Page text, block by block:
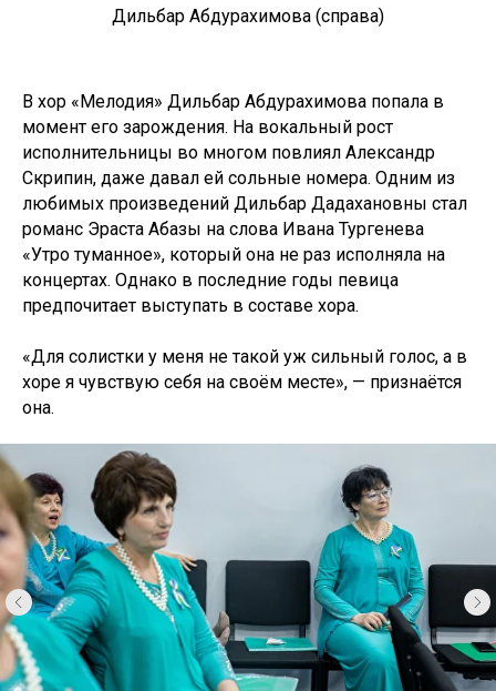
Дильбар Абдурахимова (справа)
В хор «Мелодия» Дильбар Абдурахимова попала в
момент его зарождения. На вокальный рост
исполнительницы во многом повлиял Александр
Скрипин, даже давал ей сольные номера. Одним из
любимых произведений Дильбар Дадахановны стал
романс Эраста Абазы на слова Ивана Тургенева
«Утро туманное», который она не раз исполняла на
концертах. Однако в последние годы певица
предпочитает выступать в составе хора.
«Для солистки у меня не такой уж сильный голос, а в
хоре я чувствую себя на своём месте», — признаётся
она.